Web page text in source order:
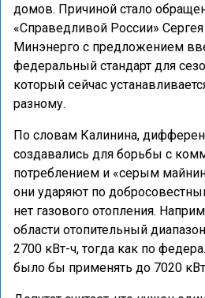
домов. Причиной стало
«Справедливой России»
Минэнерго с предложением
федеральный стандарт для
который сейчас
разному.
По словам Калинина,
создавались для борьбы с
потреблением и «серым
они ударяют по
нет газового отопления.
области отопительный
2700 кВт-ч, тогда как по
было бы применять до 7020